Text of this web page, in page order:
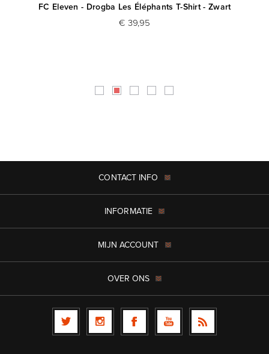
FC Eleven - Drogba Les Éléphants T-Shirt - Zwart
€ 39,95
CONTACT INFO
INFORMATIE
MIJN ACCOUNT
OVER ONS